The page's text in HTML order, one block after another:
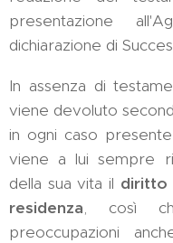
presentazione
dichiarazione di
In assenza di
viene devoluto
in ogni caso
viene a lui sempre
della sua vita il diritto
residenza, così
preoccupazioni